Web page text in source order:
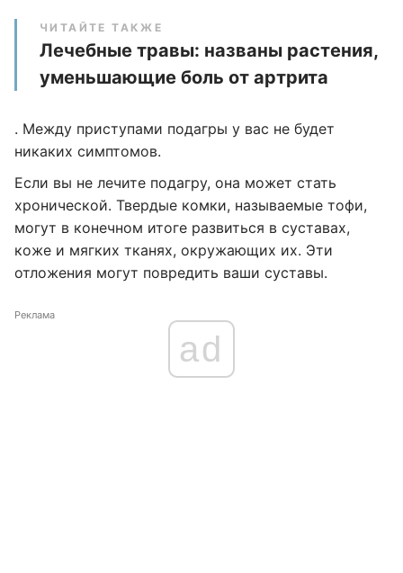
ЧИТАЙТЕ ТАКЖЕ
Лечебные травы: названы растения,
уменьшающие боль от артрита
. Между приступами подагры у вас не будет
никаких симптомов.
Если вы не лечите подагру, она может стать
хронической. Твердые комки, называемые тофи,
могут в конечном итоге развиться в суставах,
коже и мягких тканях, окружающих их. Эти
отложения могут повредить ваши суставы.
Реклама
ad